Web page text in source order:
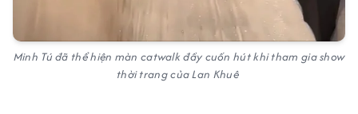
Minh Tú đã thể hiện màn catwalk đầy cuốn hút khi tham gia show
thời trang của Lan Khuê